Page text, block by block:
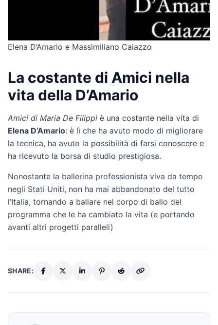
Elena D’Amario e Massimiliano Caiazzo
La costante di Amici nella
vita della D’Amario
Amici di Maria De Filippi è una costante nella vita di
Elena D’Amario: è lì che ha avuto modo di migliorare
la tecnica, ha avuto la possibilità di farsi conoscere e
ha ricevuto la borsa di studio prestigiosa.
Nonostante la ballerina professionista viva da tempo
negli Stati Uniti, non ha mai abbandonato del tutto
l’Italia, tornando a ballare nel corpo di ballo del
programma che le ha cambiato la vita (e portando
avanti altri progetti paralleli)
SHARE: